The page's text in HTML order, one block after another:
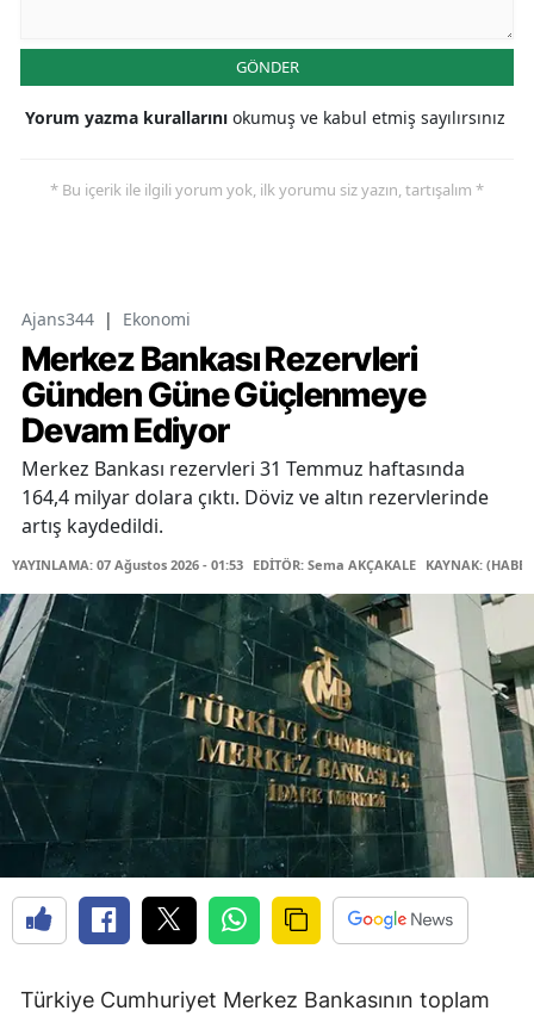
GÖNDER
Yorum yazma kurallarını okumuş ve kabul etmiş sayılırsınız
* Bu içerik ile ilgili yorum yok, ilk yorumu siz yazın, tartışalım *
Ajans344 | Ekonomi
Merkez Bankası Rezervleri
Günden Güne Güçlenmeye
Devam Ediyor
Merkez Bankası rezervleri 31 Temmuz haftasında
164,4 milyar dolara çıktı. Döviz ve altın rezervlerinde
artış kaydedildi.
YAYINLAMA: 07 Ağustos 2026 - 01:53 EDİTÖR: Sema AKÇAKALE KAYNAK:
Türkiye Cumhuriyet Merkez Bankasının toplam